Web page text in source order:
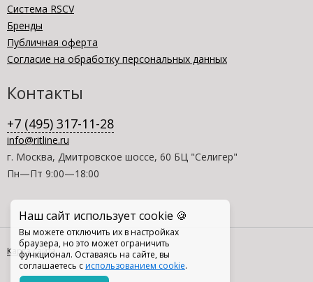
Наш сайт использует cookie 🍪
Вы можете отключить их в настройках
браузера, но это может ограничить
функционал. Оставаясь на сайте, вы
соглашаетесь сиспользованием cookie.
Система RSCV
Бренды
Публичная оферта
Согласие на обработку персональных данных
Контакты
+7 (495) 317-11-28
info@ritline.ru
г. Москва, Дмитровское шоссе, 60 БЦ "Селигер"
Пн—Пт 9:00—18:00
Карта сайта